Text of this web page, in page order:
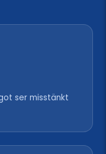
ser misstänkt